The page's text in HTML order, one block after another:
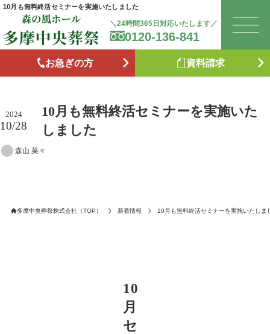
お
森
10月も無料終活セミナーを実施いたしました
＼24時間365日対応いたします／
0120-136-841
お急ぎの方 資料請求
10月も無料終活セミナーを実施いた
しました
2024
10/28
森山 菜々
多摩中央葬祭株式会社（TOP） 新着情報 10月も無料終活セミナーを実施いたしま
10
月
セ